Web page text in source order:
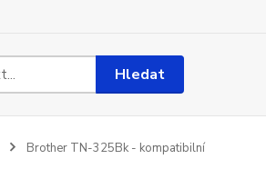
Hledat
Brother TN-325Bk - kompatibilní